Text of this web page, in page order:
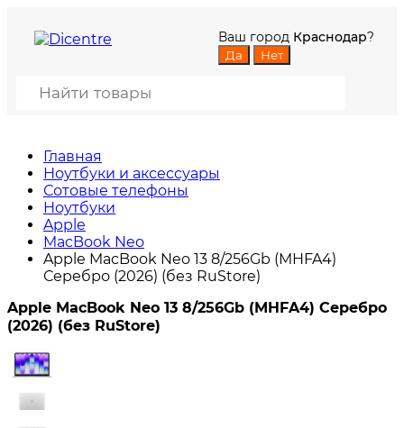
Ваш город Краснодар?
Главная
Ноутбуки и аксессуары
Сотовые телефоны
Ноутбуки
Apple
MacBook Neo
Apple MacBook Neo 13 8/256Gb (MHFA4)
Серебро (2026) (без RuStore)
Apple MacBook Neo 13 8/256Gb (MHFA4) Серебро
(2026) (без RuStore)